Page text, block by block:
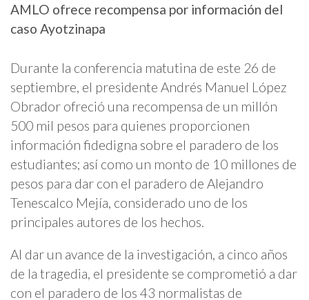
AMLO ofrece recompensa por información del
caso Ayotzinapa
Durante la conferencia matutina de este 26 de
septiembre, el presidente Andrés Manuel López
Obrador ofreció una recompensa de un millón
500 mil pesos para quienes proporcionen
información fidedigna sobre el paradero de los
estudiantes; así como un monto de 10 millones de
pesos para dar con el paradero de Alejandro
Tenescalco Mejía, considerado uno de los
principales autores de los hechos.
Al dar un avance de la investigación, a cinco años
de la tragedia, el presidente se comprometió a dar
con el paradero de los 43 normalistas de